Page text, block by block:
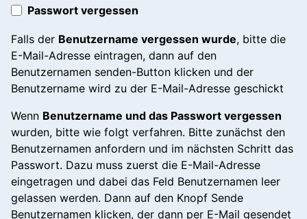
Passwort vergessen
Falls der Benutzername vergessen wurde, bitte die
E-Mail-Adresse eintragen, dann auf den
Benutzernamen senden-Button klicken und der
Benutzername wird zu der E-Mail-Adresse geschickt
Wenn Benutzername und das Passwort vergessen
wurden, bitte wie folgt verfahren. Bitte zunächst den
Benutzernamen anfordern und im nächsten Schritt das
Passwort. Dazu muss zuerst die E-Mail-Adresse
eingetragen und dabei das Feld Benutzernamen leer
gelassen werden. Dann auf den Knopf Sende
Benutzernamen klicken, der dann per E-Mail gesendet